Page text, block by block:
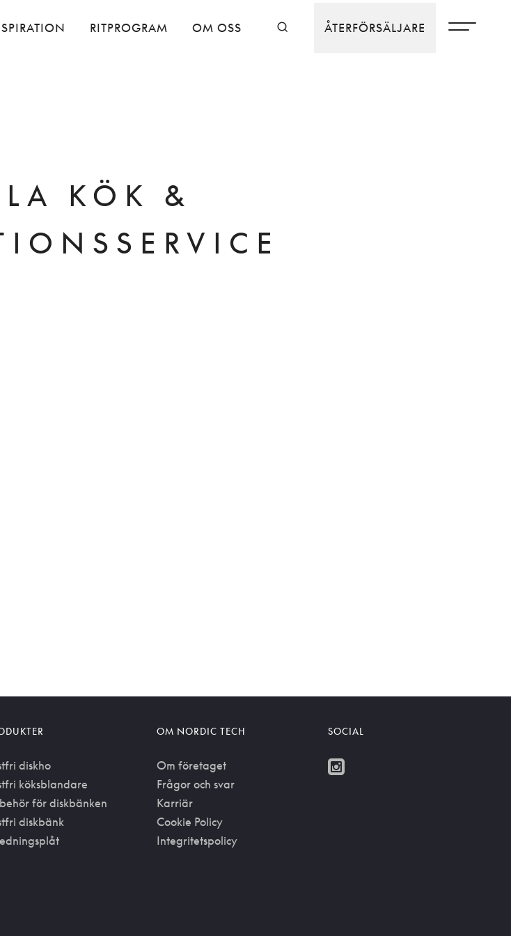
RITPROGRAM OM OSS ÅTERFÖRSÄLJARE
KÖK &
diskho
köksblandare
för diskbänken
diskbänk
OM NORDIC TECH
Om företaget
Frågor och svar
Karriär
Cookie Policy
Integritetspolicy
SOCIAL